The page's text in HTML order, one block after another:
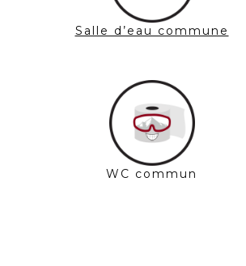
Salle d’eau commune
WC commun